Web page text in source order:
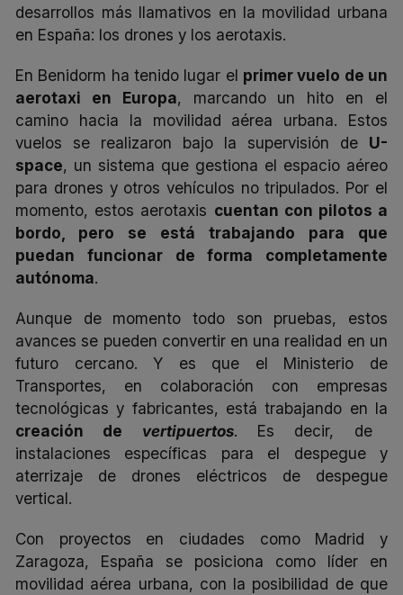
desarrollos más llamativos en la movilidad urbana
en España: los drones y los aerotaxis.
En Benidorm ha tenido lugar el primer vuelo de un
aerotaxi en Europa, marcando un hito en el
camino hacia la movilidad aérea urbana. Estos
vuelos se realizaron bajo la supervisión de U-
space, un sistema que gestiona el espacio aéreo
para drones y otros vehículos no tripulados. Por el
momento, estos aerotaxis cuentan con pilotos a
bordo, pero se está trabajando para que
puedan funcionar de forma completamente
autónoma.
Aunque de momento todo son pruebas, estos
avances se pueden convertir en una realidad en un
futuro cercano. Y es que el Ministerio de
Transportes, en colaboración con empresas
tecnológicas y fabricantes, está trabajando en la
creación de vertipuertos. Es decir, de
instalaciones específicas para el despegue y
aterrizaje de drones eléctricos de despegue
vertical.
Con proyectos en ciudades como Madrid y
Zaragoza, España se posiciona como líder en
movilidad aérea urbana, con la posibilidad de que